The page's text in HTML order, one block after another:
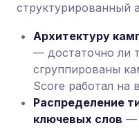
структурированный
Архитектуру
— достаточно ли
сгруппированы
Score работал на
Распределение
ключевых слов —